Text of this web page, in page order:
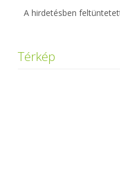
A hirdetésben
Térkép